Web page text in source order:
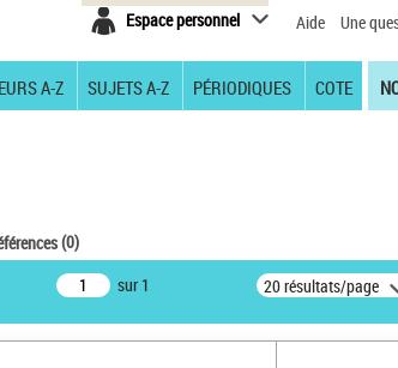
Espace personnel Aide Une
A-Z SUJETS A-Z PÉRIODIQUES COTE
(0)
sur 1 20 résultats/page